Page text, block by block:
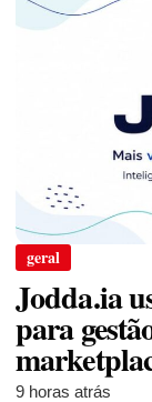
geral
Jodda.ia
para
9 horas atrás